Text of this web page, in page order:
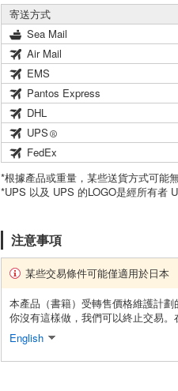
寄送方式
Sea Mail
Air Mail
EMS
Pantos Express
DHL
UPS
FedEx
*根據產品或重量，某些送貨方式可能無
*UPS 以及 UPS 的LOGO是經所有者
注意事項
某些交易條件可能僅適用於日本
本產品（書籍）受轉售價格維護計
你沒有這樣做，我們可以終止交易。
English